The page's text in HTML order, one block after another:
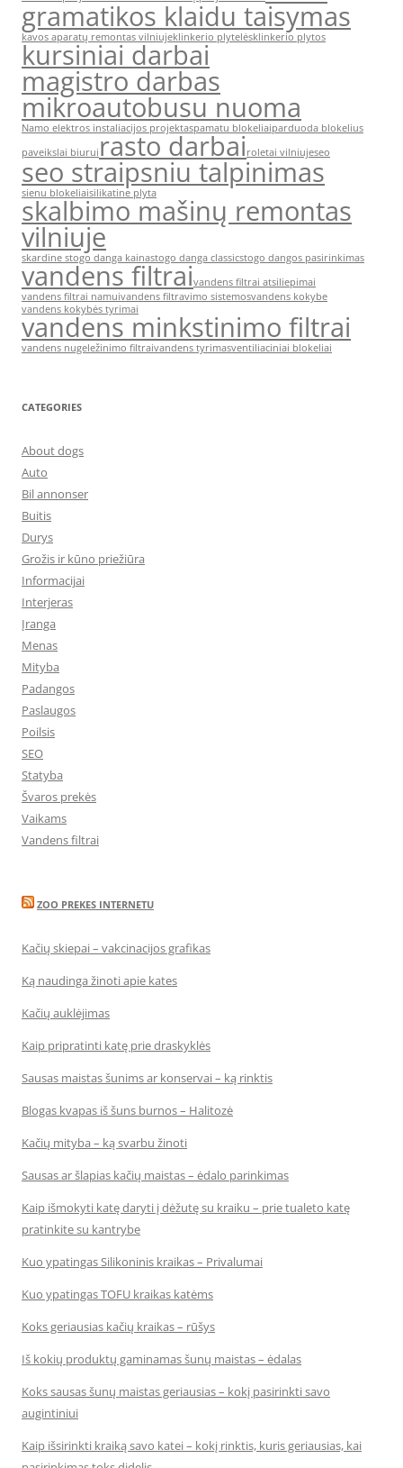
gramatikos klaidu taisymas
kavos aparatų remontas vilniujeklinkerio plytelėsklinkerio plytos
kursiniai darbai
magistro darbas
mikroautobusu nuoma
Namo elektros instaliacijos projektaspamatu blokeliaiparduoda blokelius
paveikslai biurui rasto darbai roletai vilniujeseo
seo straipsniu talpinimas
sienu blokeliaisilikatine plyta
skalbimo mašinų remontas
vilniuje
skardine stogo danga kainastogo danga classicstogo dangos pasirinkimas
vandens filtraivandens filtrai atsiliepimai
vandens filtrai namuivandens filtravimo sistemosvandens kokybe
vandens kokybės tyrimai
vandens minkstinimo filtrai
vandens nugeležinimo filtraivandens tyrimasventiliaciniai blokeliai
CATEGORIES
About dogs
Auto
Bil annonser
Buitis
Durys
Grožis ir kūno priežiūra
Informacijai
Interjeras
Įranga
Menas
Mityba
Padangos
Paslaugos
Poilsis
SEO
Statyba
Švaros prekės
Vaikams
Vandens filtrai
ZOO PREKES INTERNETU
Kačių skiepai – vakcinacijos grafikas
Ką naudinga žinoti apie kates
Kačių auklėjimas
Kaip pripratinti katę prie draskyklės
Sausas maistas šunims ar konservai – ką rinktis
Blogas kvapas iš šuns burnos – Halitozė
Kačių mityba – ką svarbu žinoti
Sausas ar šlapias kačių maistas – ėdalo parinkimas
Kaip išmokyti katę daryti į dėžutę su kraiku – prie tualeto katę
pratinkite su kantrybe
Kuo ypatingas Silikoninis kraikas – Privalumai
Kuo ypatingas TOFU kraikas katėms
Koks geriausias kačių kraikas – rūšys
Iš kokių produktų gaminamas šunų maistas – ėdalas
Koks sausas šunų maistas geriausias – kokį pasirinkti savo
augintiniui
Kaip išsirinkti kraiką savo katei – kokį rinktis, kuris geriausias, kai